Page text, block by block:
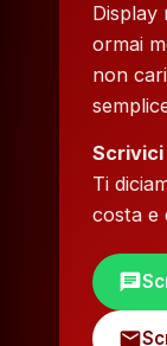
Display
ormai
non
Scrivici
Ti
costa e
chat
mail